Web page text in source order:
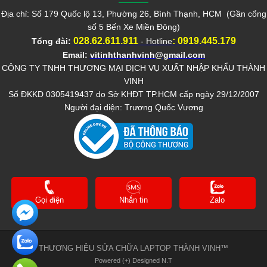
Địa chỉ: Số 179 Quốc lộ 13, Phường 26, Bình Thạnh, HCM (Gần cổng
số 5 Bến Xe Miền Đông)
Tổng đài: 028.62.611.911 - Hotline: 0919.445.179
Email: vitinhthanhvinh@gmail.com
CÔNG TY TNHH THƯƠNG MẠI DỊCH VỤ XUẤT NHẬP KHẨU THÀNH
VINH
Số ĐKKD 0305419437 do Sở KHĐT TP.HCM cấp ngày 29/12/2007
Người đại diện: Trương Quốc Vương
Gọi điện Nhắn tin Zalo
THƯƠNG HIỆU SỬA CHỮA LAPTOP THÀNH VINH™
Powered (+) Designed N.T